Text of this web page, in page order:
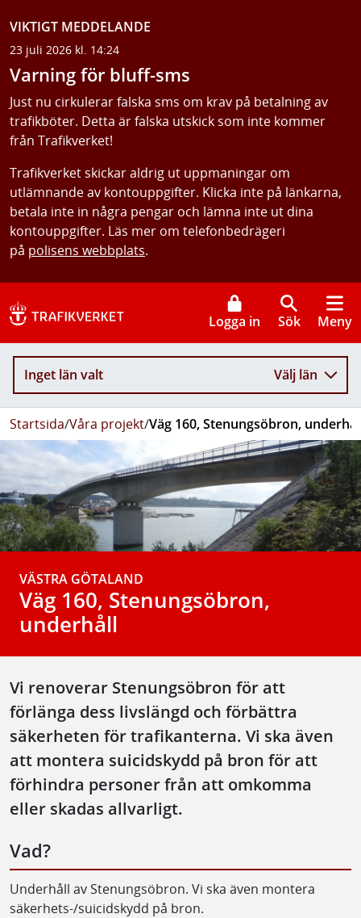
VIKTIGT MEDDELANDE
23 juli 2026 kl. 14:24
Varning för bluff-sms
Just nu cirkulerar falska sms om krav på betalning av
trafikböter. Detta är falska utskick som inte kommer
från Trafikverket!
Trafikverket skickar aldrig ut uppmaningar om
utlämnande av kontouppgifter. Klicka inte på länkarna,
betala inte in några pengar och lämna inte ut dina
kontouppgifter. Läs mer om telefonbedrägeri
på polisens webbplats.
Logga in Sök Meny
Inget län valt Välj län
Startsida/Våra projekt/Väg 160, Stenungsöbron,
VÄSTRA GÖTALAND
Väg 160, Stenungsöbron,
underhåll
Vi renoverar Stenungsöbron för att
förlänga dess livslängd och förbättra
säkerheten för trafikanterna. Vi ska även
att montera suicidskydd på bron för att
förhindra personer från att omkomma
eller skadas allvarligt.
Vad?
Underhåll av Stenungsöbron. Vi ska även montera
säkerhets-/suicidskydd på bron.